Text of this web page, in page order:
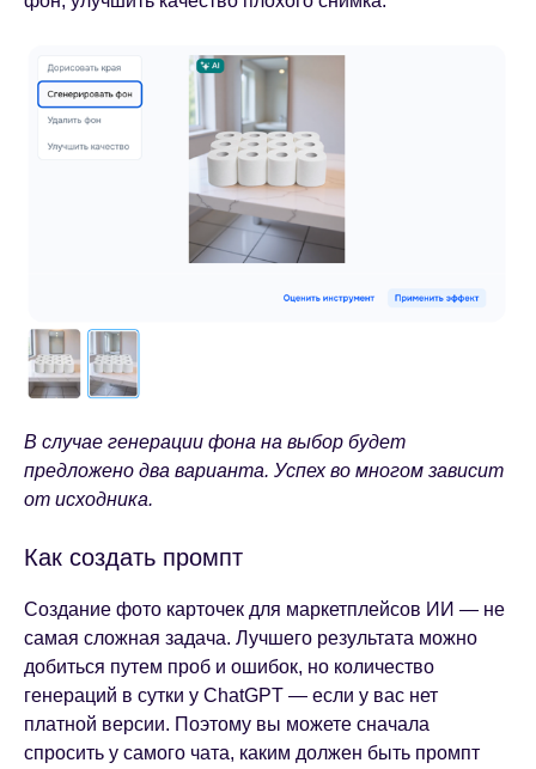
В случае генерации фона на выбор будет
предложено два варианта. Успех во многом зависит
от исходника.
Как создать промпт
Создание фото карточек для маркетплейсов ИИ — не
самая сложная задача. Лучшего результата можно
добиться путем проб и ошибок, но количество
генераций в сутки у ChatGPT — если у вас нет
платной версии. Поэтому вы можете сначала
спросить у самого чата, каким должен быть промпт